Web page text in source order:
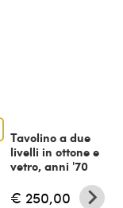
Tavolino a due
livelli in ottone e
vetro, anni '70
€ 250,00